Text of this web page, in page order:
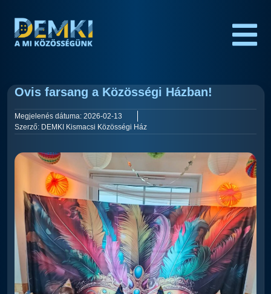
Ovis farsang a Közösségi Házban!
Megjelenés dátuma: 2026-02-13
Szerző: DEMKI Kismacsi Közösségi Ház